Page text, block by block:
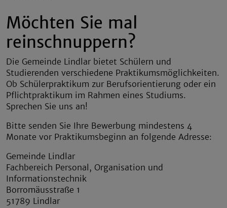
Möchten Sie mal
reinschnuppern?
Die Gemeinde Lindlar bietet Schülern und
Studierenden verschiedene Praktikumsmöglichkeiten.
Ob Schülerpraktikum zur Berufsorientierung oder ein
Pflichtpraktikum im Rahmen eines Studiums.
Sprechen Sie uns an!
Bitte senden Sie Ihre Bewerbung mindestens 4
Monate vor Praktikumsbeginn an folgende Adresse:
Gemeinde Lindlar
Fachbereich Personal, Organisation und
Informationstechnik
Borromäusstraße 1
51789 Lindlar